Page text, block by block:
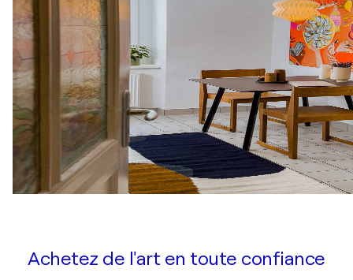
Achetez de l'art en toute confiance